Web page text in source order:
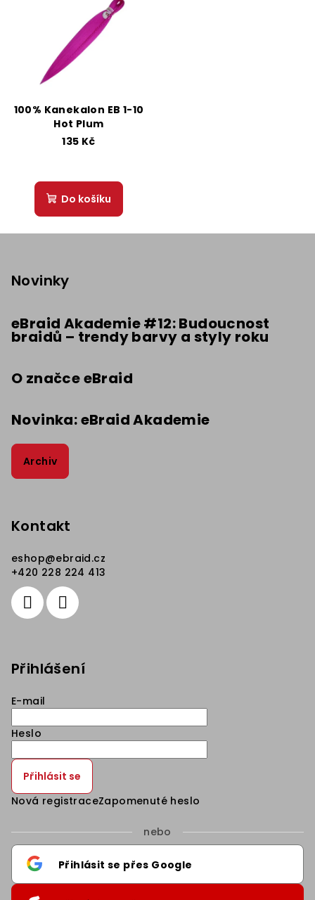
100% Kanekalon EB 1-10
Hot Plum
135 Kč
Do košíku
Novinky
eBraid Akademie #12: Budoucnost
braidů – trendy barvy a styly roku
O značce eBraid
Novinka: eBraid Akademie
Archiv
Kontakt
eshop@ebraid.cz
+420 228 224 413
Přihlášení
E-mail
Heslo
Přihlásit se
Nová registraceZapomenuté heslo
nebo
Přihlásit se přes Google